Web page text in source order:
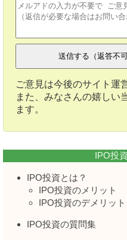
ご意見は今後のサイト運
また、みなさんの嬉しい
ます。
IPO投
IPO投資とは？
IPO投資のメリット
IPO投資のデメリット
IPO投資の質問集